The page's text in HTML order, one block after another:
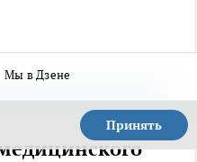
Мы в Дзене
Принять